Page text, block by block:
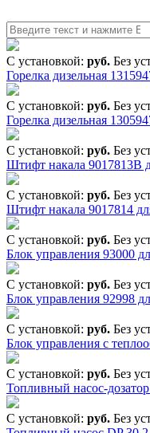
С установкой: руб. Без
Горелка дизельная
С установкой: руб. Без
Горелка дизельная
С установкой: руб. Без
Штифт накала 9017813B
С установкой: руб. Без
Штифт накала 9017814
С установкой: руб. Без
Блок управления 93000
С установкой: руб. Без
Блок управления 92998
С установкой: руб. Без
Блок управления с
С установкой: руб. Без
Топливный насос-
С установкой: руб. Без